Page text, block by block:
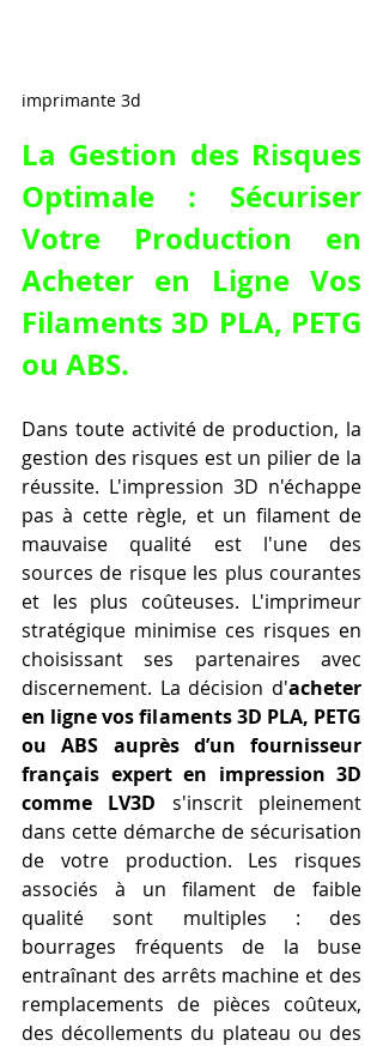
imprimante 3d
La Gestion des Risques
Optimale : Sécuriser
Votre Production en
Acheter en Ligne Vos
Filaments 3D PLA, PETG
ou ABS.
Dans toute activité de production, la
gestion des risques est un pilier de la
réussite. L'impression 3D n'échappe
pas à cette règle, et un filament de
mauvaise qualité est l'une des
sources de risque les plus courantes
et les plus coûteuses. L'imprimeur
stratégique minimise ces risques en
choisissant ses partenaires avec
discernement. La décision d'acheter
en ligne vos filaments 3D PLA, PETG
ou ABS auprès d’un fournisseur
français expert en impression 3D
comme LV3D s'inscrit pleinement
dans cette démarche de sécurisation
de votre production. Les risques
associés à un filament de faible
qualité sont multiples : des
bourrages fréquents de la buse
entraînant des arrêts machine et des
remplacements de pièces coûteux,